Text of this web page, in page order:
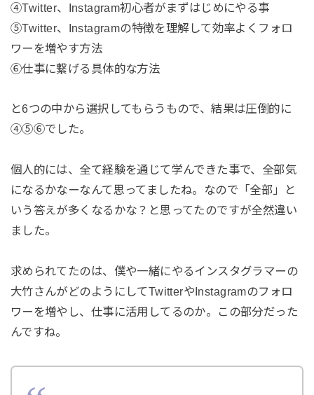
④Twitter、Instagram初心者がまずはじめにやる事
⑤Twitter、Instagramの特徴を理解して効率よくフォロ
ワーを増やす方法
⑥仕事に繋げる具体的な方法
と6つの中から選択してもらうもので、結果は圧倒的に
④⑤⑥でした。
個人的には、全て経験を通じて学んできた事で、全部気
になるかなーなんて思ってましたね。なので「全部」と
いう答えが多くなるかな？と思ってたのですが全然違い
ました。
求められてたのは、僕や一緒にやるインスタグラマーの
大竹さんがどのようにしてTwitterやInstagramのフォロ
ワーを増やし、仕事に活用してるのか。この部分だった
んですね。